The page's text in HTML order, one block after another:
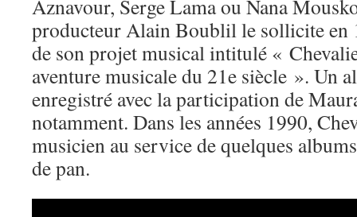
Aznavour, Serge Lama ou Nana
producteur Alain Boublil le sollicite en
de son projet musical intitulé «
aventure musicale du 21e siècle ». Un
enregistré avec la participation de
notamment. Dans les années 1990,
musicien au service de quelques
de pan.